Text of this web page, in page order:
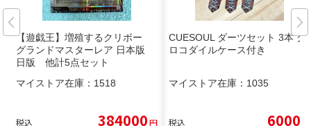
【遊戯王】増殖するクリボー
グランドマスターレア 日本版
日版 他計5点セット
マイストア在庫： 1518
税込 384000円
CUESOUL ダーツセット 3本 ク
ロコダイルケース付き
マイストア在庫： 1035
税込 6000